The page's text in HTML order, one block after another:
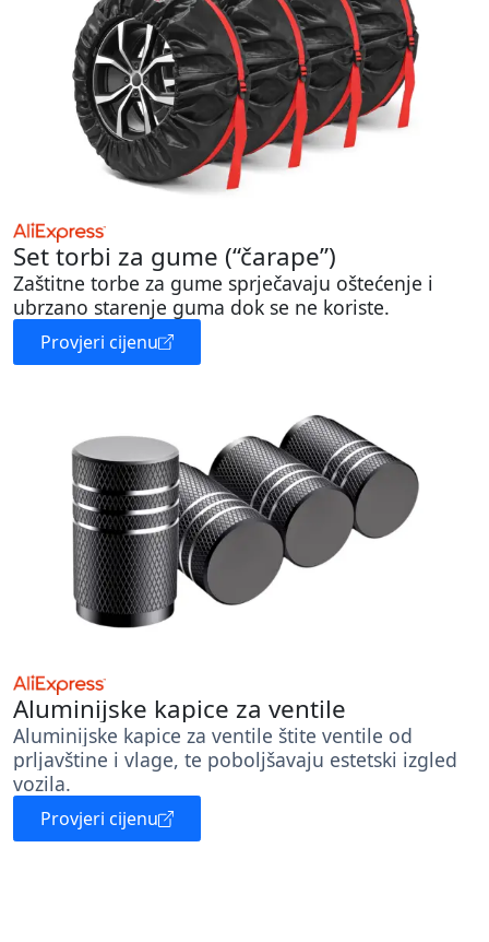
Set torbi za gume (“čarape”)
Zaštitne torbe za gume sprječavaju oštećenje i
ubrzano starenje guma dok se ne koriste.
Provjeri cijenu
Aluminijske kapice za ventile
Aluminijske kapice za ventile štite ventile od
prljavštine i vlage, te poboljšavaju estetski izgled
vozila.
Provjeri cijenu